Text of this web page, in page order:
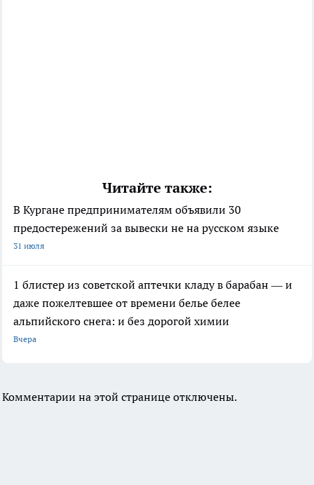
Читайте также:
В Кургане предпринимателям объявили 30
предостережений за вывески не на русском языке
31 июля
1 блистер из советской аптечки кладу в барабан — и
даже пожелтевшее от времени белье белее
альпийского снега: и без дорогой химии
Вчера
Комментарии на этой странице отключены.